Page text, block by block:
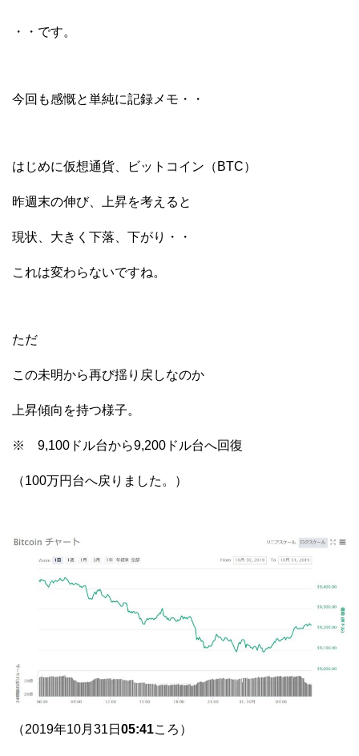
・・です。
今回も感慨と単純に記録メモ・・
はじめに仮想通貨、ビットコイン（BTC）
昨週末の伸び、上昇を考えると
現状、大きく下落、下がり・・
これは変わらないですね。
ただ
この未明から再び揺り戻しなのか
上昇傾向を持つ様子。
※ 9,100ドル台から9,200ドル台へ回復
（100万円台へ戻りました。）
（2019年10月31日 05:41ころ）